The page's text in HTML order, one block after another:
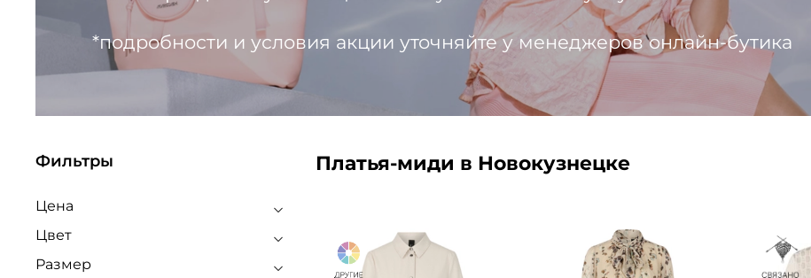
*подробности и условия акции уточняйте у менеджеров онлайн-бутика
Платья-миди в Новокузнецке
Фильтры
Цена
Цвет
Размер